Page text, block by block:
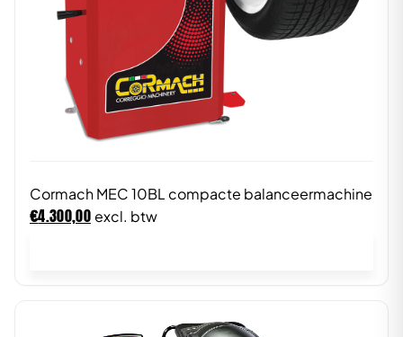
Cormach MEC 10BL compacte balanceermachine
€4.300,00 excl. btw